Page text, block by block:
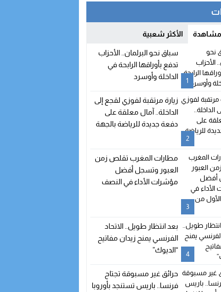
بالحزب
من أسبوع الاستثمار
الحكومي
مشاهدة الأكثر شعبية
1
سباق نحو البرلمان.. الأحزاب
تدفع بأوراقها الرابحة في
الداخلة وأوسرد
2
زيارة مرتقبة لفوزي لقجع إلى
الداخلة.. آمال معلقة على
دفعة جديدة للرياضة بالجهة
3
مطارات المغرب تقلص زمن
العبور وتسجل أفضل
مؤشرات الأداء في النصف
4
بعد انتظار طويل.. الاتحاد
الفرنسي يمنح زيدان مفاتيح
“الديوك”
حرائق غير مسبوقة تجتاح
فرنسا.. باريس تستنجد بأوروبا